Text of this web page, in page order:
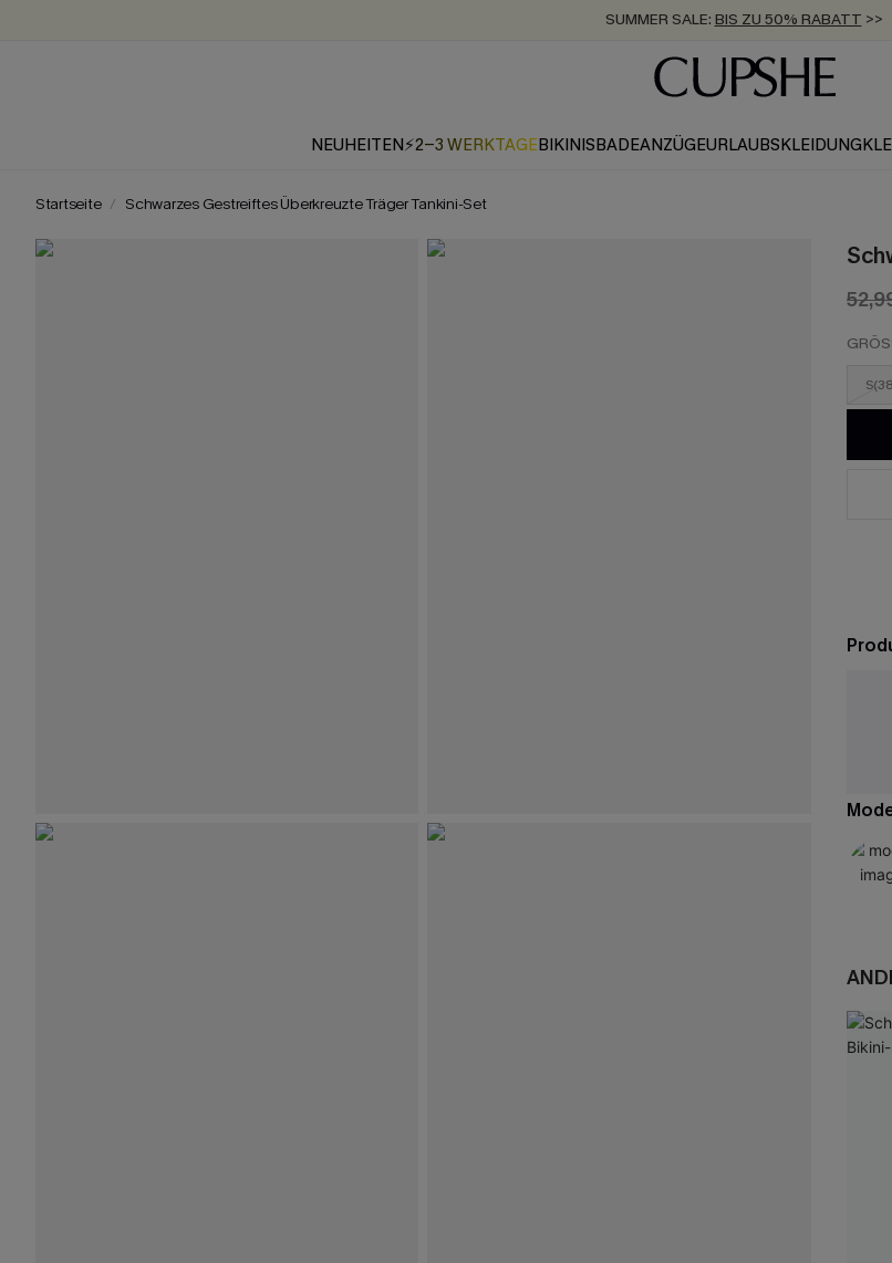
SUMMER SALE: BIS ZU 50% RABATT >>
ZUM NEWSLETTER:BIS ZU -20% EXTRA
KOSTENLOSER VERSAND AB 89 €
NEUHEITEN⚡2-3 WERKTAGEBIKINISBADEANZÜGEURLAUBSKLEIDUNG
Startseite Schwarzes Gestreiftes Überkreuzte Träger Tankini-Set